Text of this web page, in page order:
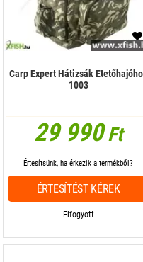
Carp Expert Hátizsák
1003
29 990Ft
Elfogyott
Értesítsünk, ha érkezik a termékből?
ÉRTESÍTÉST KÉREK